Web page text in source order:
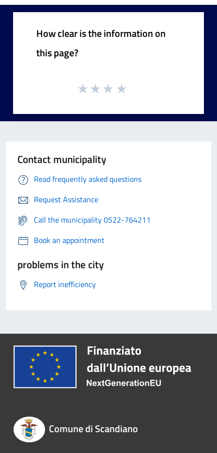
How clear is the information on
this page?
Contact municipality
Read frequently asked questions
Request Assistance
Call the municipality 0522-764211
Book an appointment
problems in the city
Report inefficiency
Comune di Scandiano